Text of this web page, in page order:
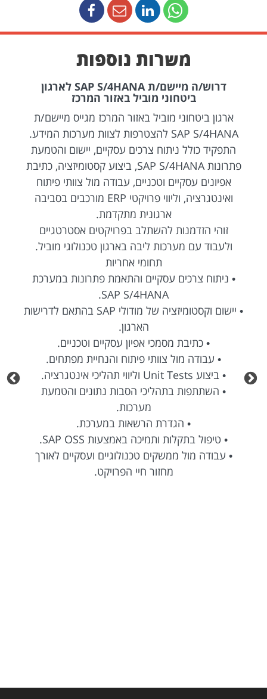
משרות נוספות
דרוש/ה מיישם/ת SAP S/4HANA לארגון
ביטחוני מוביל באזור המרכז
ארגון ביטחוני מוביל באזור המרכז מגייס מיישם/ת
SAP S/4HANA להצטרפות לצוות מערכות המידע.
התפקיד כולל ניתוח צרכים עסקיים, יישום והטמעת
פתרונות SAP S/4HANA, ביצוע קסטומיזציה, כתיבת
אפיונים עסקיים וטכניים, עבודה מול צוותי פיתוח
ואינטגרציה, וליווי פרויקטי ERP מורכבים בסביבה
ארגונית מתקדמת.
זוהי הזדמנות להשתלב בפרויקטים אסטרטגיים
ולעבוד עם מערכות ליבה בארגון טכנולוגי מוביל.
תחומי אחריות
• ניתוח צרכים עסקיים והתאמת פתרונות במערכת
SAP S/4HANA.
• יישום וקסטומיזציה של מודולי SAP בהתאם לדרישות
הארגון.
• כתיבת מסמכי אפיון עסקיים וטכניים.
• עבודה מול צוותי פיתוח והנחיית מפתחים.
• ביצוע Unit Tests וליווי תהליכי אינטגרציה.
• השתתפות בתהליכי הסבות נתונים והטמעת
מערכות.
• הגדרת הרשאות במערכת.
• טיפול בתקלות ותמיכה באמצעות SAP OSS.
• עבודה מול ממשקים טכנולוגיים ועסקיים לאורך
מחזור חיי הפרויקט.